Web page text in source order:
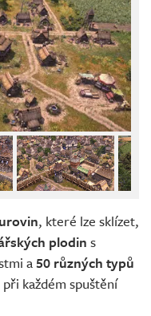
, které lze sklízet,
plodin s
a50 různých typů
každém spuštění